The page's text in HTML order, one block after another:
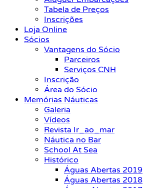
Tabela de Preços
Inscrições
Loja Online
Sócios
Vantagens do Sócio
Parceiros
Serviços CNH
Inscrição
Área do Sócio
Memórias Náuticas
Galeria
Vídeos
Revista Ir_ao_mar
Náutica no Bar
School At Sea
Histórico
Águas Abertas 2019
Águas Abertas 2018